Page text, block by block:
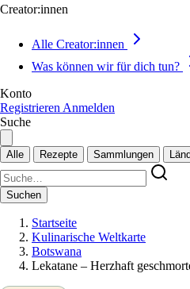
Creator:innen
Alle Creator:innen
Was können wir für dich tun?
Konto
Registrieren Anmelden
Suche
Alle Rezepte Sammlungen
Suchen
Startseite
Kulinarische Weltkarte
Botswana
Lekatane – Herzhaft